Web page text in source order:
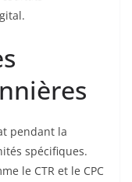
pendant la
spécifiques.
le CTR et le CPC